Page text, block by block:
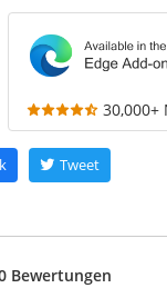
30,000+
Tweet
Bewertungen